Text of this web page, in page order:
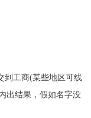
到工商(某些地区可线
出结果，假如名字没